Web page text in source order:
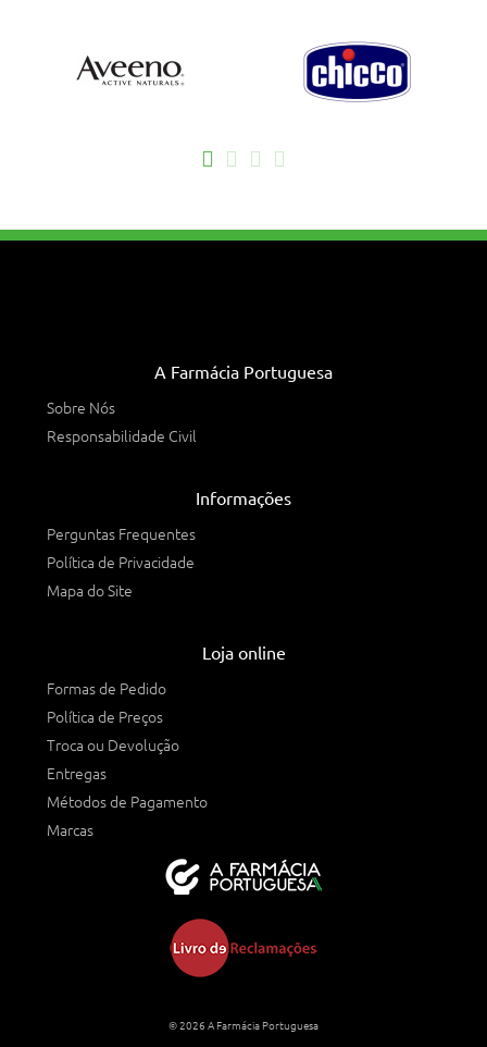
A Farmácia Portuguesa
Sobre Nós
Responsabilidade Civil
Informações
Perguntas Frequentes
Política de Privacidade
Mapa do Site
Loja online
Formas de Pedido
Política de Preços
Troca ou Devolução
Entregas
Métodos de Pagamento
Marcas
© 2026 A Farmácia Portuguesa